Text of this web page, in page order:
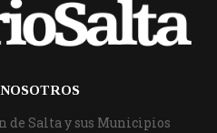
Salta y sus Municipios